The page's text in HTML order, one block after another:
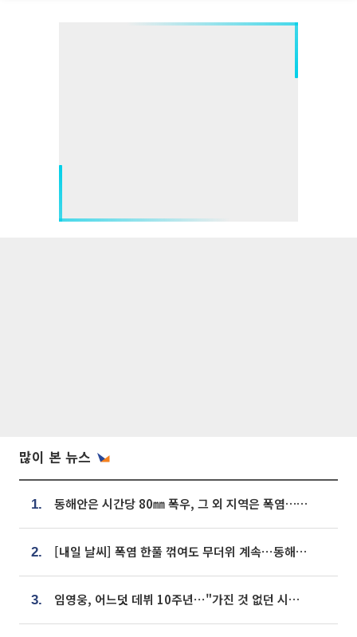
많이 본 뉴스
1. 동해안은 시간당 80㎜ 폭우, 그 외 지역은 폭염…‘극과 극 날씨’
2. [내일 날씨] 폭염 한풀 꺾여도 무더위 계속⋯동해안 이틀 연속 비
3. 임영웅, 어느덧 데뷔 10주년⋯"가진 것 없던 시절, 내 앞엔 20명의 팬뿐"